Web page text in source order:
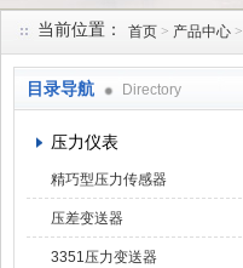
当前位置： 首页 > 产品中心 >
目录导航 Directory
压力仪表
精巧型压力传感器
压差变送器
3351压力变送器